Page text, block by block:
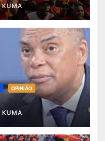
KUMA
OPINIÃO
KUMA